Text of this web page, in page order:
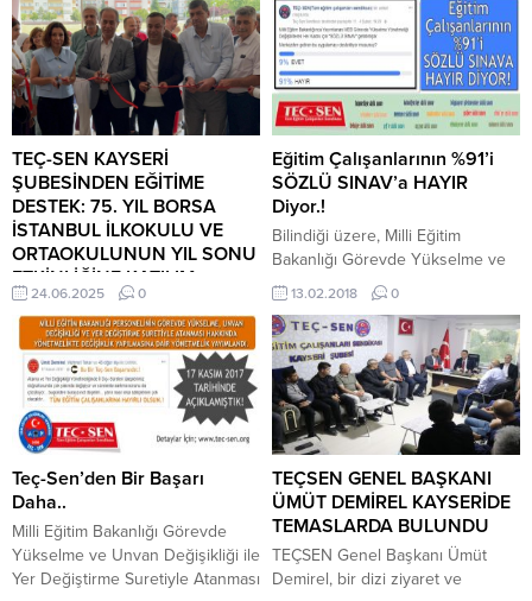
Eğitim Bakanlığında Eğitim
Hizmetleri Sınıfında görev yapan
öğretmenlere her yıl ödenen
“Eğitim Öğretime Hazırlık
Ödeneği”nin eğitim çalışanlarının
tümüne verilmesi ile ilgili Kanun
Teklifinin Yasalaşması için Türkiye
Genelinde İmza Kampanyası
Planlanmıştır. Söz Konusu imza
kampanyasına “ÜYE OLSUN
veya...
TEÇ-SEN KAYSERİ
ŞUBESİNDEN EĞİTİME
DESTEK: 75. YIL BORSA
İSTANBUL İLKOKULU VE
ORTAOKULUNUN YIL SONU
ETKİNLİĞİNE KATILIM
SAĞLANDI
Kayseri’de eğitim camiası yıl
sonunu coşkulu bir etkinlikle
kutladı. 75. Yıl Borsa İstanbul
İlkokulu ve Ortaokulu tarafından
düzenlenen yıl sonu etkinlik
programı, öğrenci, öğretmen ve
velilerin yoğun katılımıyla
gerçekleşti. Etkinliğe TEÇ-SEN
(Tüm Eğitim Çalışanları Sendikası)
Kayseri Şubesi de katılarak
destek verdi. Program
kapsamında öğrenciler, okçuluk
24.06.2025 0
Eğitim Çalışanlarının %91’i
SÖZLÜ SINAV’a HAYIR
Diyor.!
Bilindiği üzere, Milli Eğitim
Bakanlığı Görevde Yükselme ve
Unvan Değişikliği ile Yer
Değiştirme Yönetmeliğinde
değişiklik yapmış ve şef, hizmetli,
memur, şoför, teknisyen, tekniker,
bekçi, aşçı, mimar,mühendis gibi
milli eğitim bakanlığındaki tüm
kadrolara “SÖZLÜ SINAV”
getirilmişti. Teç-Sen- Tüm Eğitim
Çalışanları Sendikası olarak Milli
Eğitim Bakanlığının söz konusu
yönetmeliğinde yer alan...
13.02.2018 0
Teç-Sen’den Bir Başarı
Daha..
Milli Eğitim Bakanlığı Görevde
Yükselme ve Unvan Değişikliği ile
Yer Değiştirme Suretiyle Atanması
TEÇSEN GENEL BAŞKANI
ÜMÜT DEMİREL KAYSERİDE
TEMASLARDA BULUNDU
TEÇSEN Genel Başkanı Ümüt
Demirel, bir dizi ziyaret ve